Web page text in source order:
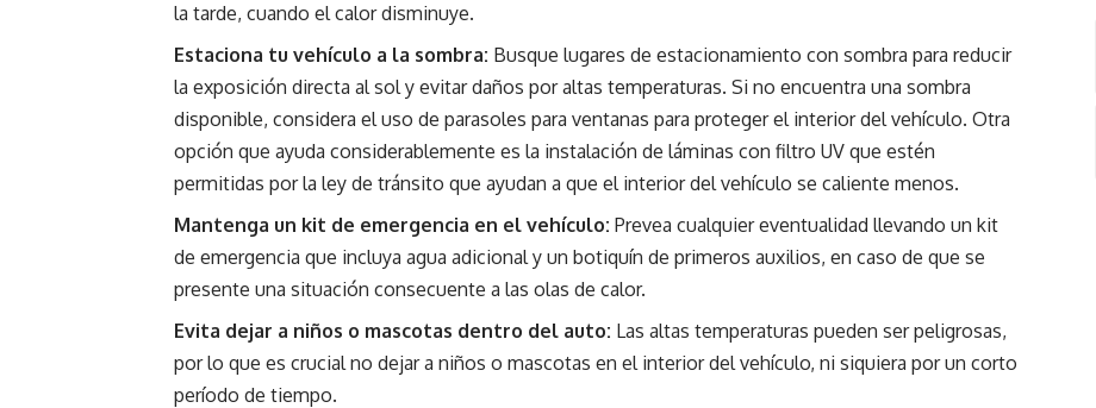
la tarde, cuando el calor disminuye.
Estaciona tu vehículo a la sombra: Busque lugares de estacionamiento con sombra para reducir
la exposición directa al sol y evitar daños por altas temperaturas. Si no encuentra una sombra
disponible, considera el uso de parasoles para ventanas para proteger el interior del vehículo. Otra
opción que ayuda considerablemente es la instalación de láminas con filtro UV que estén
permitidas por la ley de tránsito que ayudan a que el interior del vehículo se caliente menos.
Mantenga un kit de emergencia en el vehículo: Prevea cualquier eventualidad llevando un kit
de emergencia que incluya agua adicional y un botiquín de primeros auxilios, en caso de que se
presente una situación consecuente a las olas de calor.
Evita dejar a niños o mascotas dentro del auto: Las altas temperaturas pueden ser peligrosas,
por lo que es crucial no dejar a niños o mascotas en el interior del vehículo, ni siquiera por un corto
período de tiempo.